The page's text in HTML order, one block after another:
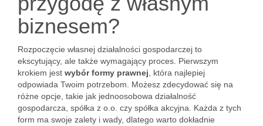
biznesem?
Rozpoczęcie własnej działalności gospodarczej to
ekscytujący, ale także wymagający proces. Pierwszym
krokiem jest wybór formy prawnej , która najlepiej
odpowiada Twoim potrzebom. Możesz zdecydować się na
różne opcje, takie jak jednoosobowa działalność
gospodarcza, spółka z o.o. czy spółka akcyjna. Każda z tych
form ma swoje zalety i wady, dlatego warto dokładnie